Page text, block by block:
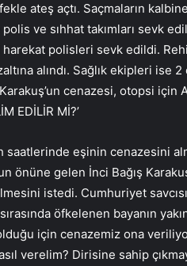
ateş açtı. Saçmaların
ve sıhhat takımları sevk
polisleri sevk edildi.
alındı. Sağlık ekipleri ise
cenazesi, otopsi için
EDİLİR Mİ?’
saatlerinde eşinin cenazesini
önüne gelen İnci Bağış
istedi. Cumhuriyet
öfkelenen bayanın
için cenazemiz ona
verelim? Dirisine sahip